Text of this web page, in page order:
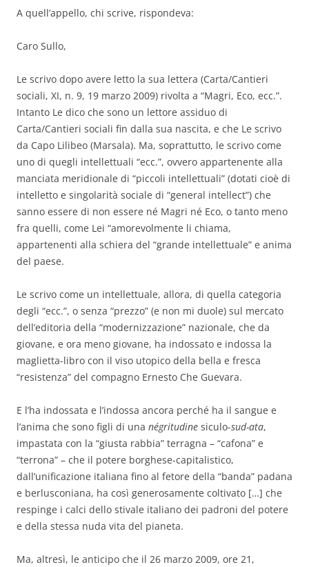
A quell’appello, chi scrive, rispondeva:
Caro Sullo,
Le scrivo dopo avere letto la sua lettera (Carta/Cantieri
sociali, XI, n. 9, 19 marzo 2009) rivolta a “Magri, Eco, ecc.”.
Intanto Le dico che sono un lettore assiduo di
Carta/Cantieri sociali fin dalla sua nascita, e che Le scrivo
da Capo Lilibeo (Marsala). Ma, soprattutto, le scrivo come
uno di quegli intellettuali “ecc.”, ovvero appartenente alla
manciata meridionale di “piccoli intellettuali” (dotati cioè di
intelletto e singolarità sociale di “general intellect”) che
sanno essere di non essere né Magri né Eco, o tanto meno
fra quelli, come Lei “amorevolmente li chiama,
appartenenti alla schiera del “grande intellettuale” e anima
del paese.
Le scrivo come un intellettuale, allora, di quella categoria
degli “ecc.”, o senza “prezzo” (e non mi duole) sul mercato
dell’editoria della “modernizzazione” nazionale, che da
giovane, e ora meno giovane, ha indossato e indossa la
maglietta-libro con il viso utopico della bella e fresca
“resistenza” del compagno Ernesto Che Guevara.
E l’ha indossata e l’indossa ancora perché ha il sangue e
l’anima che sono figli di una négritudine siculo-sud-ata,
impastata con la “giusta rabbia” terragna – “cafona” e
“terrona” – che il potere borghese-capitalistico,
dall’unificazione italiana fino al fetore della “banda” padana
e berlusconiana, ha così generosamente coltivato […] che
respinge i calci dello stivale italiano dei padroni del potere
e della stessa nuda vita del pianeta.
Ma, altresì, le anticipo che il 26 marzo 2009, ore 21,